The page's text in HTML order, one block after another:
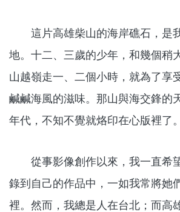
這片高雄柴山的海岸礁石，是
地。十二、三歲的少年，和幾個稍
山越嶺走一、二個小時，就為了享
鹹鹹海風的滋味。那山與海交鋒的
年代，不知不覺就烙印在心版裡了。
從事影像創作以來，我一直希
錄到自己的作品中，一如我常將她
裡。然而，我總是人在台北；而高